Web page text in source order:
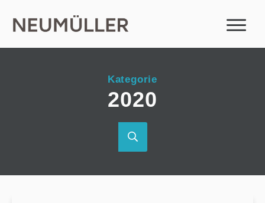
Kategorie
2020